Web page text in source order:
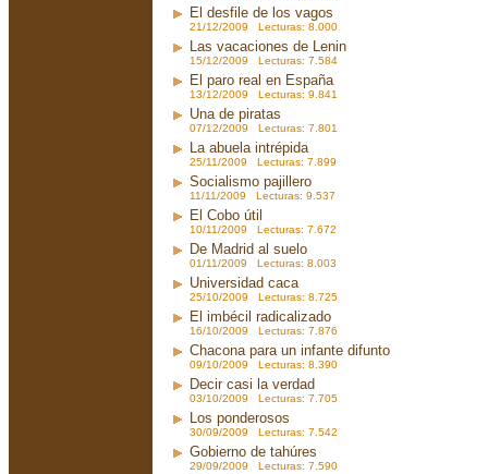
El desfile de los vagos
21/12/2009 Lecturas: 8.000
Las vacaciones de Lenin
15/12/2009 Lecturas: 7.584
El paro real en España
13/12/2009 Lecturas: 9.841
Una de piratas
07/12/2009 Lecturas: 7.801
La abuela intrépida
25/11/2009 Lecturas: 7.899
Socialismo pajillero
11/11/2009 Lecturas: 9.537
El Cobo útil
10/11/2009 Lecturas: 7.672
De Madrid al suelo
01/11/2009 Lecturas: 8.003
Universidad caca
25/10/2009 Lecturas: 8.725
El imbécil radicalizado
16/10/2009 Lecturas: 7.876
Chacona para un infante difunto
09/10/2009 Lecturas: 8.390
Decir casi la verdad
03/10/2009 Lecturas: 7.705
Los ponderosos
30/09/2009 Lecturas: 7.542
Gobierno de tahúres
29/09/2009 Lecturas: 7.590